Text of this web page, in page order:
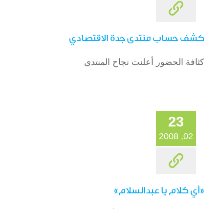
كشف حساب منتدى جدة الاقتصادي
كثافة الحضور أعلنت نجاح المنتدى
23
02, 2008
«أي كلام يا عبدالسلام»